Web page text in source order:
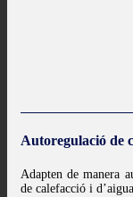
Autoregulació de
Adapten de manera
de calefacció i